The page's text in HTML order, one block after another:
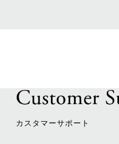
カスタマーサポート